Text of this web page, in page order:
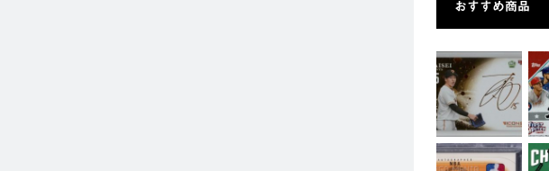
おすすめ商品